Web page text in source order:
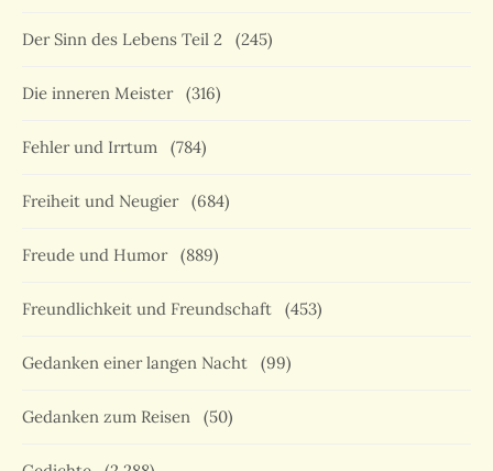
Der Sinn des Lebens Teil 2 (245)
Die inneren Meister (316)
Fehler und Irrtum (784)
Freiheit und Neugier (684)
Freude und Humor (889)
Freundlichkeit und Freundschaft (453)
Gedanken einer langen Nacht (99)
Gedanken zum Reisen (50)